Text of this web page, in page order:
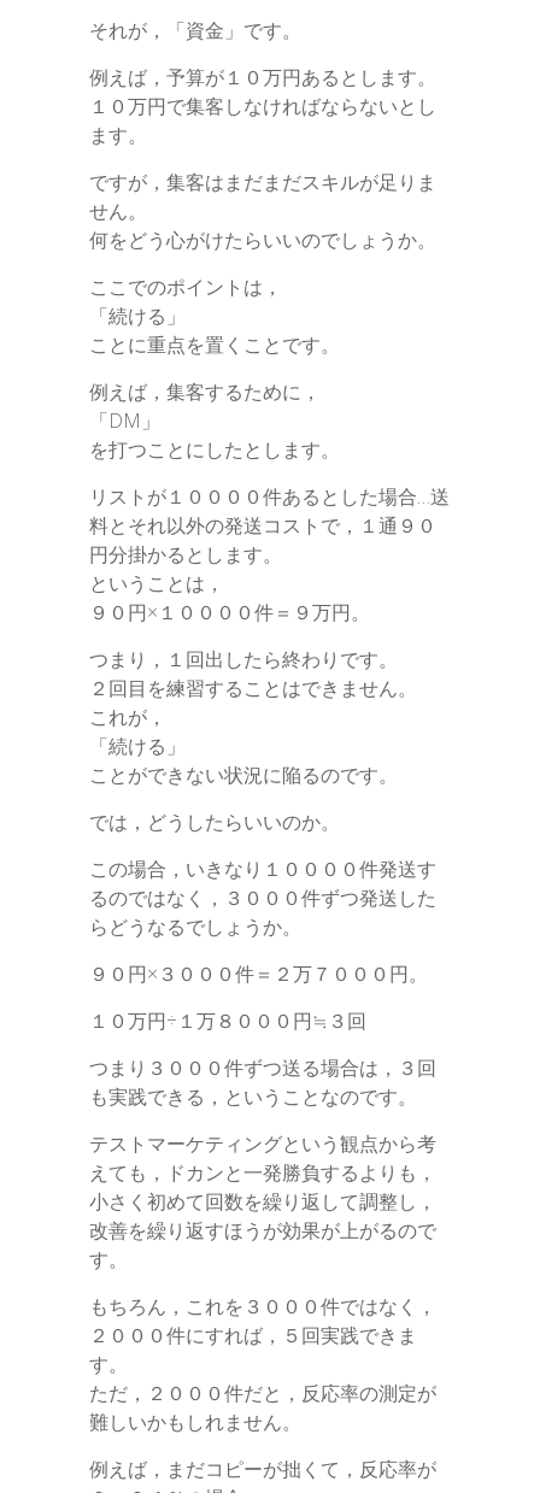
それが，「資金」です。
例えば，予算が１０万円あるとします。
１０万円で集客しなければならないとし
ます。
ですが，集客はまだまだスキルが足りま
せん。
何をどう心がけたらいいのでしょうか。
ここでのポイントは，
「続ける」
ことに重点を置くことです。
例えば，集客するために，
「DM」
を打つことにしたとします。
リストが１００００件あるとした場合…送
料とそれ以外の発送コストで，１通９０
円分掛かるとします。
ということは，
９０円×１００００件＝９万円。
つまり，１回出したら終わりです。
２回目を練習することはできません。
これが，
「続ける」
ことができない状況に陥るのです。
では，どうしたらいいのか。
この場合，いきなり１００００件発送す
るのではなく，３０００件ずつ発送した
らどうなるでしょうか。
９０円×３０００件＝２万７０００円。
１０万円÷１万８０００円≒３回
つまり３０００件ずつ送る場合は，３回
も実践できる，ということなのです。
テストマーケティングという観点から考
えても，ドカンと一発勝負するよりも，
小さく初めて回数を繰り返して調整し，
改善を繰り返すほうが効果が上がるので
す。
もちろん，これを３０００件ではなく，
２０００件にすれば，５回実践できま
す。
ただ，２０００件だと，反応率の測定が
難しいかもしれません。
例えば，まだコピーが拙くて，反応率が